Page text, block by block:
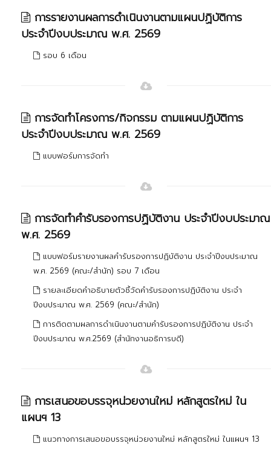
การรายงานผลการดำเนินงานตามแผนปฏิบัติการ
ประจำปีงบประมาณ พ.ศ. 2569
รอบ 6 เดือน
การจัดทำโครงการ/กิจกรรม ตามแผนปฏิบัติการ
ประจำปีงบประมาณ พ.ศ. 2569
แบบฟอร์มการจัดทำ
การจัดทำคำรับรองการปฏิบัติงาน ประจำปีงบประมาณ
พ.ศ. 2569
แบบฟอร์มรายงานผลคำรับรองการปฏิบัติงาน ประจำปีงบประมาณ
พ.ศ. 2569 (คณะ/สำนัก) รอบ 7 เดือน
รายละเอียดคำอธิบายตัวชี้วัดคำรับรองการปฏิบัติงาน ประจำ
ปีงบประมาณ พ.ศ. 2569 (คณะ/สำนัก)
การติดตามผลการดำเนินงานตามคำรับรองการปฏิบัติงาน ประจำ
ปีงบประมาณ พ.ศ.2569 (สำนักงานอธิการบดี)
การเสนอขอบรรจุหน่วยงานใหม่ หลักสูตรใหม่ ใน
แผนฯ 13
แนวทางการเสนอขอบรรจุหน่วยงานใหม่ หลักสูตรใหม่ ในแผนฯ 13